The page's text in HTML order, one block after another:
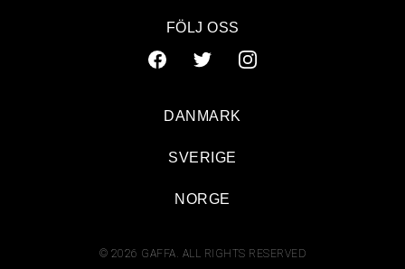
FÖLJ OSS
© 2026 GAFFA. ALL RIGHTS RESERVED
DANMARK
SVERIGE
NORGE